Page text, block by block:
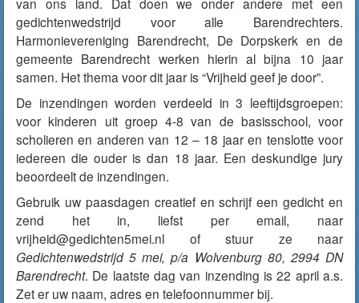
gedichtenwedstrijd voor alle Barendrechters.
Harmonievereniging Barendrecht, De Dorpskerk en de
gemeente Barendrecht werken hierin al bijna 10 jaar
samen. Het thema voor dit jaar is “Vrijheid geef je door”.
De inzendingen worden verdeeld in 3 leeftijdsgroepen:
voor kinderen uit groep 4-8 van de basisschool, voor
scholieren en anderen van 12 – 18 jaar en tenslotte voor
iedereen die ouder is dan 18 jaar. Een deskundige jury
beoordeelt de inzendingen.
Gebruik uw paasdagen creatief en schrijf een gedicht en
zend het in, liefst per email, naar
vrijheid@gedichten5mei.nl of stuur ze naar
Gedichtenwedstrijd 5 mei, p/a Wolvenburg 80, 2994 DN
Barendrecht. De laatste dag van inzending is 22 april a.s.
Zet er uw naam, adres en telefoonnummer bij.